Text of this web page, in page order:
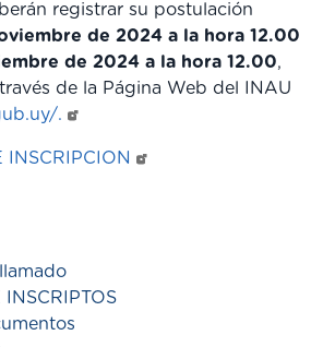
registrar su postulación
de 2024 a la hora 12.00
de 2024 a la hora 12.00,
de la Página Web del INAU
.
INSCRIPCION
INSCRIPTOS